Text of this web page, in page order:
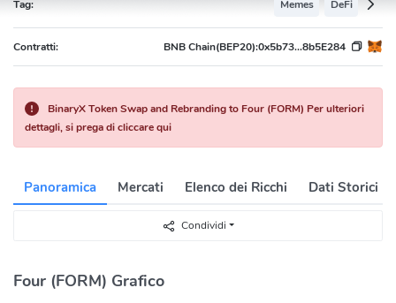
Tag: Memes DeFi
Contratti: BNB Chain(BEP20):0x5b73...8b5E284
BinaryX Token Swap and Rebranding to Four (FORM) Per ulteriori
dettagli, si prega di cliccare qui
Panoramica Mercati Elenco dei Ricchi Dati Storici
Condividi
Four (FORM) Grafico